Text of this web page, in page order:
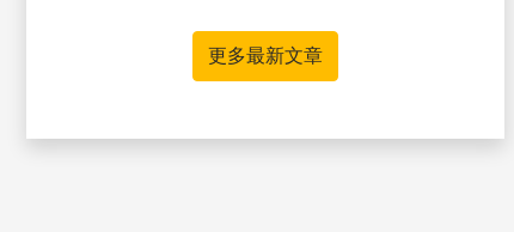
更多最新文章